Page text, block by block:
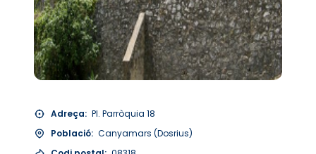
Adreça: Pl. Parròquia 18
Població: Canyamars (Dosrius)